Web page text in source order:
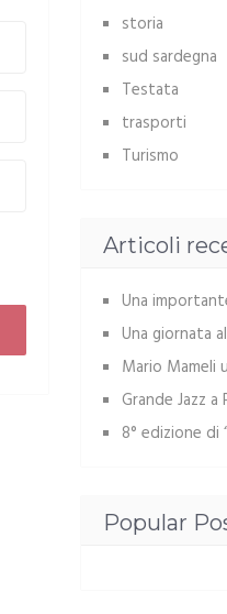
storia
sud sardegna
Testata
trasporti
Turismo
Articoli
Una
Una giornata
Mario Mameli
Grande Jazz a
8° edizione di
Popular